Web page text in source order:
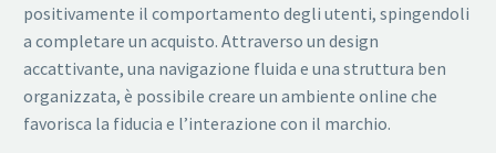
positivamente il comportamento degli utenti, spingendoli
a completare un acquisto. Attraverso un design
accattivante, una navigazione fluida e una struttura ben
organizzata, è possibile creare un ambiente online che
favorisca la fiducia e l’interazione con il marchio.